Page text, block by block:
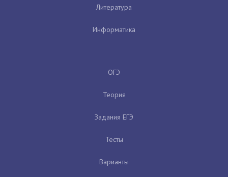
Литература
Информатика
ОГЭ
Теория
Задания ЕГЭ
Тесты
Варианты